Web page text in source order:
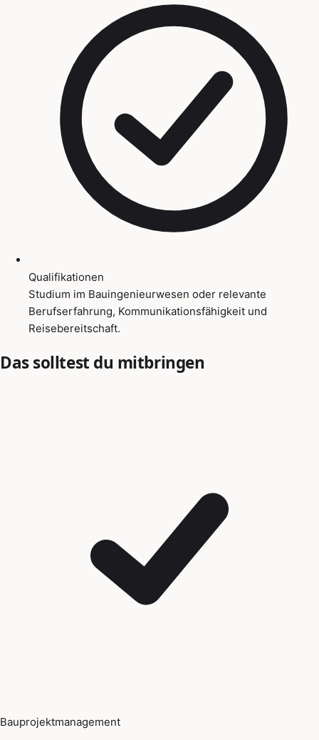
Qualifikationen
Studium im Bauingenieurwesen oder relevante
Berufserfahrung, Kommunikationsfähigkeit und
Reisebereitschaft.
Das solltest du mitbringen
Bauprojektmanagement